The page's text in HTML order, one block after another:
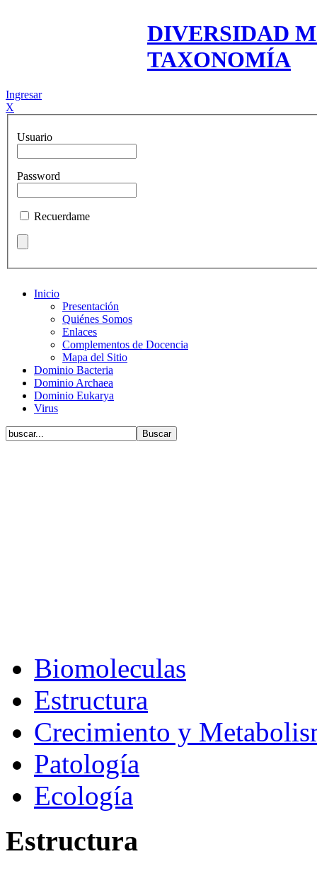
DIVERSIDAD
TAXONOMÍA
Ingresar
X
Usuario
Password
Recuerdame
Inicio
Presentación
Quiénes Somos
Enlaces
Complementos de Docencia
Mapa del Sitio
Dominio Bacteria
Dominio Archaea
Dominio Eukarya
Virus
Biomoleculas
Estructura
Crecimiento y
Patología
Ecología
Estructura